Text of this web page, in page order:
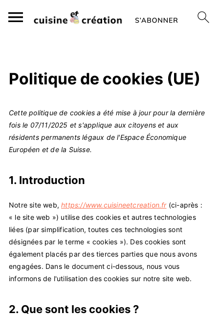
Politique de cookies (UE)
Cette politique de cookies a été mise à jour pour la dernière
fois le 07/11/2025 et s'applique aux citoyens et aux
résidents permanents légaux de l'Espace Économique
Européen et de la Suisse.
1. Introduction
Notre site web,https://www.cuisineetcreation.fr(ci-après :
« le site web ») utilise des cookies et autres technologies
liées (par simplification, toutes ces technologies sont
désignées par le terme « cookies »). Des cookies sont
également placés par des tierces parties que nous avons
engagées. Dans le document ci-dessous, nous vous
informons de l'utilisation des cookies sur notre site web.
2. Que sont les cookies ?